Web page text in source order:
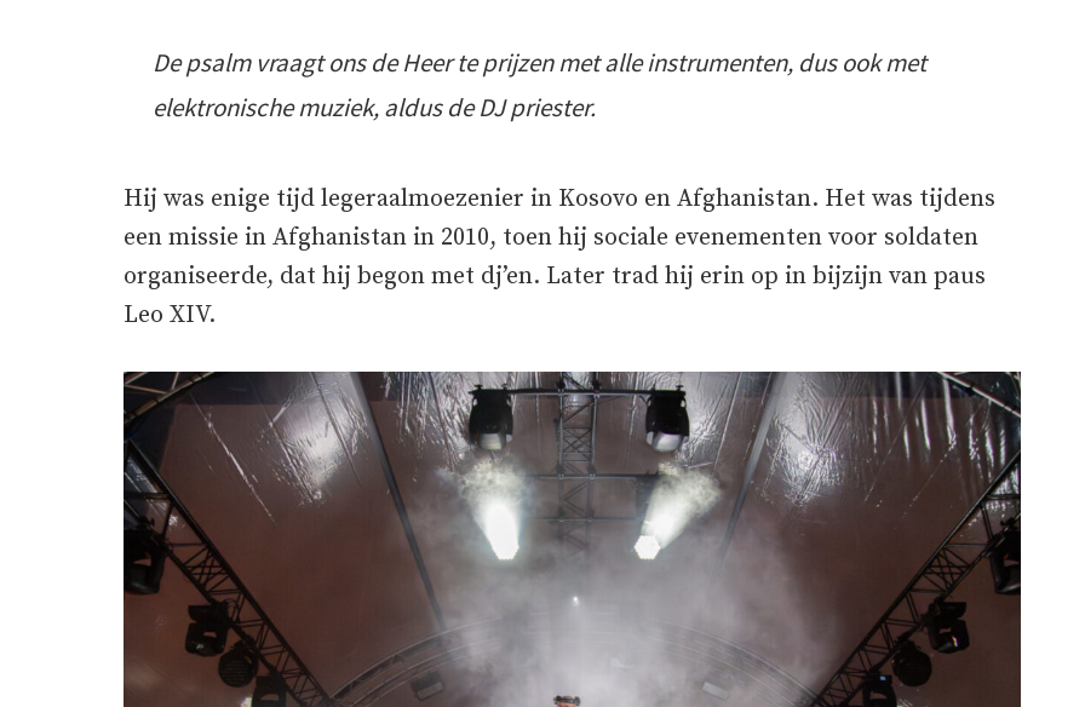
De psalm vraagt ​​ons de Heer te prijzen met alle instrumenten, dus ook met
elektronische muziek, aldus de DJ priester.
Hij was enige tijd legeraalmoezenier in Kosovo en Afghanistan. Het was tijdens
een missie in Afghanistan in 2010, toen hij sociale evenementen voor soldaten
organiseerde, dat hij begon met dj’en. Later trad hij erin op in bijzijn van paus
Leo XIV.